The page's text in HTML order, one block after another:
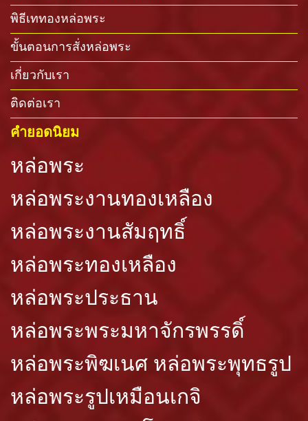
พิธีเททองหล่อพระ
ขั้นตอนการสั่งหล่อพระ
เกี่ยวกับเรา
ติดต่อเรา
คำยอดนิยม
หล่อพระ
หล่อพระงานทองเหลือง
หล่อพระงานสัมฤทธิ์
หล่อพระทองเหลือง
หล่อพระประธาน
หล่อพระพระมหาจักรพรรดิ์
หล่อพระพิฆเนศ หล่อพระพุทธรูป
หล่อพระรูปเหมือนเกจิ